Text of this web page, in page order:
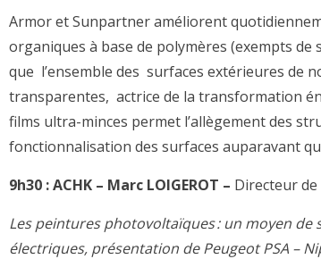
Armor et Sunpartner améliorent
organiques à base de polymères (exempts
que l’ensemble des surfaces extérieures de
transparentes, actrice de la transformation
films ultra-minces permet l’allègement des
fonctionnalisation des surfaces auparavant
9h30 : ACHK – Marc LOIGEROT – Directeur de
Les peintures photovoltaïques:un moyen de
électriques, présentation dePeugeot PSA –